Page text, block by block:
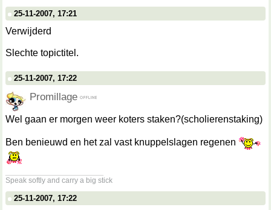
25-11-2007, 17:21
Verwijderd
Slechte topictitel.
25-11-2007, 17:22
Promillage
Wel gaan er morgen weer koters staken?(scholierenstaking)
Ben benieuwd en het zal vast knuppelslagen regenen
Speak softly and carry a big stick
25-11-2007, 17:22